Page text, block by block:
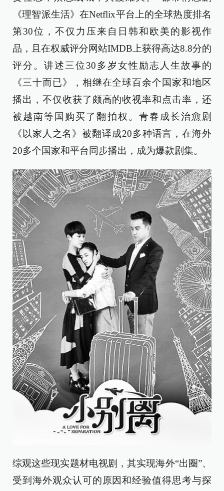
《理智派生活》在Netflix平台上的全球热度排名
第30位，不仅力压来自日韩和欧美的影视作
品，且在权威评分网站IMDB上获得高达8.8分的
评分。讲述三位30多岁女性励志人生故事的
《三十而已》，相继在全球百余个国家和地区
播出，不仅收获了颇高的收视率和点击率，还
被越南等国购买了翻拍权。青春成长治愈剧
《以家人之名》被翻译成20多种语言，在海外
20多个国家和平台同步播出，成为爆款剧集。
综观这些现实题材电视剧，其实现海外“出圈”、
受到海外观众认可的原因和经验值得思考与探